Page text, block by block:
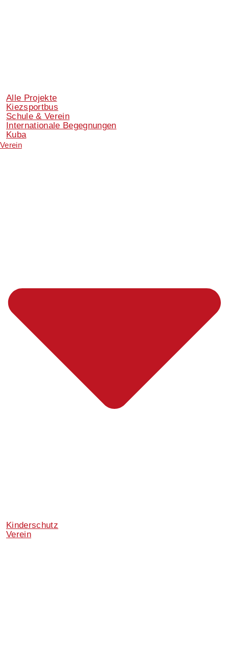
Alle Projekte
Kiezsportbus
Schule & Verein
Internationale Begegnungen
Kuba
Verein
Kinderschutz
Verein